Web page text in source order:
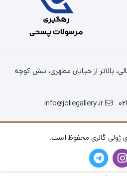
بالاتر از خیابان مطهری، نبش کوچه
info@joliegallery.ir
ژولی گالری محفوظ است.